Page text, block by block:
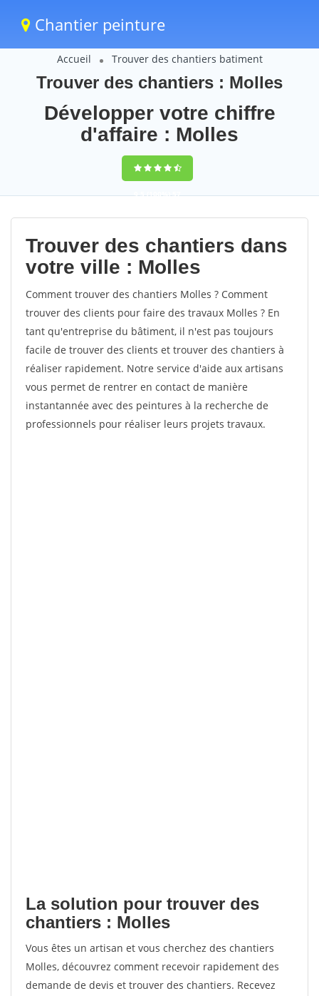
Chantier peinture
Accueil Trouver des chantiers batiment
Trouver des chantiers : Molles
Développer votre chiffre
d'affaire : Molles
9,5(100%)57
votes
Trouver des chantiers dans
votre ville : Molles
Comment trouver des chantiers Molles ? Comment
trouver des clients pour faire des travaux Molles ? En
tant qu'entreprise du bâtiment, il n'est pas toujours
facile de trouver des clients et trouver des chantiers à
réaliser rapidement. Notre service d'aide aux artisans
vous permet de rentrer en contact de manière
instantannée avec des peintures à la recherche de
professionnels pour réaliser leurs projets travaux.
La solution pour trouver des
chantiers : Molles
Vous êtes un artisan et vous cherchez des chantiers
Molles, découvrez comment recevoir rapidement des
demande de devis et trouver des chantiers. Recevez